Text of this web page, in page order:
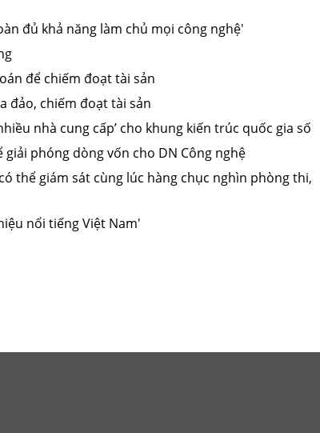
đủ khả năng làm chủ mọi công nghệ'
để chiếm đoạt tài sản
đảo, chiếm đoạt tài sản
nhà cung cấp’ cho khung kiến trúc quốc gia số
phóng dòng vốn cho DN Công nghệ
thể giám sát cùng lúc hàng chục nghìn phòng thi,
nổi tiếng Việt Nam'